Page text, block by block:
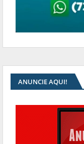
ANUNCIE AQUI!